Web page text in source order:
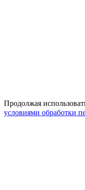
Продолжая
условиями обработки